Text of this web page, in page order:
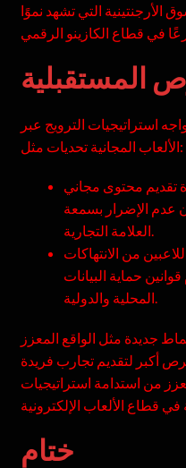
الأرجنتينية التي تشهد نموًا
المستقبلية
استراتيجيات الترويج عبر
الألعاب المجانية تحديات مثل:
تقديم محتوى مجاني
عدم الإضرار بسمعة
العلامة التجارية.
من الانتهاكات
قوانين حماية البيانات
المحلية والدولية.
جديدة مثل الواقع المعزز
أكبر لتقديم تجارب فريدة
من استدامة استراتيجيات
ختام